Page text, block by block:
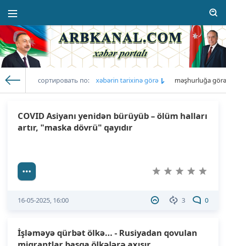
сортировать по: xəbərin tarixinə görə məşhurluğa
COVID Asiyanı yenidən bürüyüb – ölüm halları
artır, "maska dövrü" qayıdır
3 0
16-05-2025, 16:00
İşləməyə qürbət ölkə... - Rusiyadan qovulan